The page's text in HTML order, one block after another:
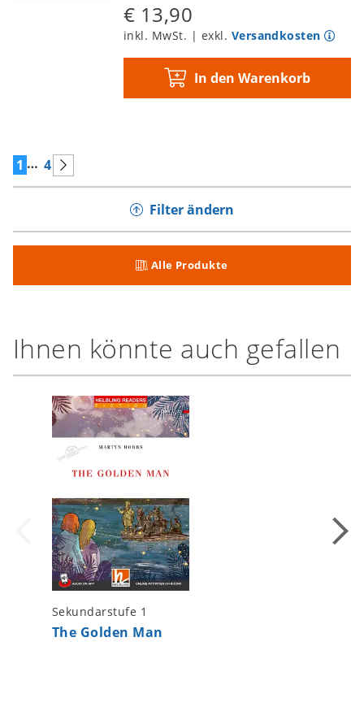
€ 13,90
inkl. MwSt. | exkl. Versandkosten
In den Warenkorb
1 … 4
Filter ändern
Alle Produkte
Ihnen könnte auch gefallen
Sekundarstufe 1
The Golden Man